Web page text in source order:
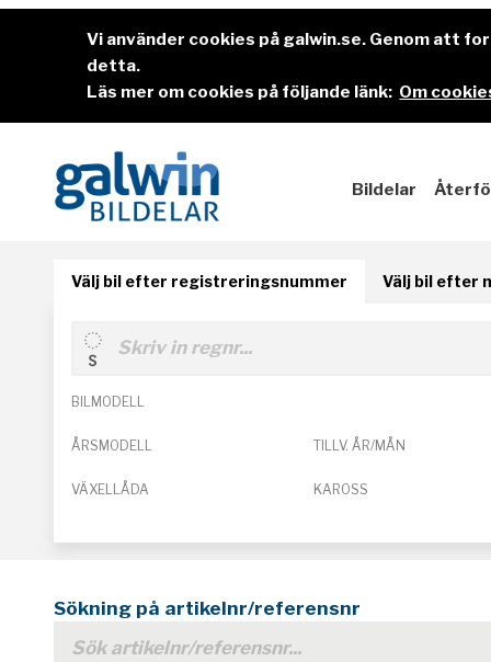
Vi använder cookies på galwin.se. Genom att
detta.
Läs mer om cookies på följande länk: Om
Bildelar
Välj bil efter registreringsnummer Välj bil efter
BILMODELL
ÅRSMODELL TILLV. ÅR/MÅN
VÄXELLÅDA KAROSS
Sökning på artikelnr/referensnr